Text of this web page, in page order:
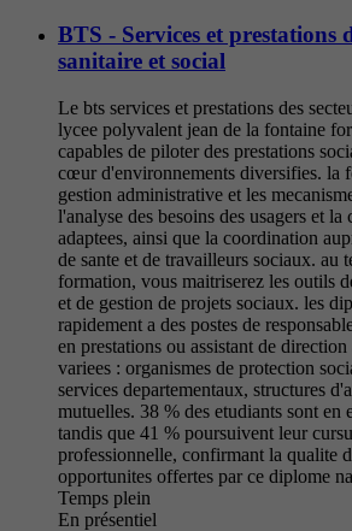
BTS - Services et prestations
sanitaire et social
Le bts services et prestations des
lycee polyvalent jean de la fontaine
capables de piloter des prestations
cœur d'environnements diversifies. la
gestion administrative et les
l'analyse des besoins des usagers et la
adaptees, ainsi que la coordination
de sante et de travailleurs sociaux. au
formation, vous maitriserez les outils
et de gestion de projets sociaux. les
rapidement a des postes de
en prestations ou assistant de
variees : organismes de protection
services departementaux, structures
mutuelles. 38 % des etudiants sont en
tandis que 41 % poursuivent leur
professionnelle, confirmant la qualite
opportunites offertes par ce diplome
Temps plein
En présentiel